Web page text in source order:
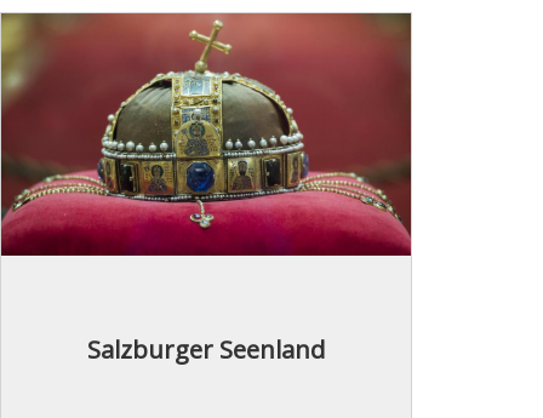
Salzburger Seenland